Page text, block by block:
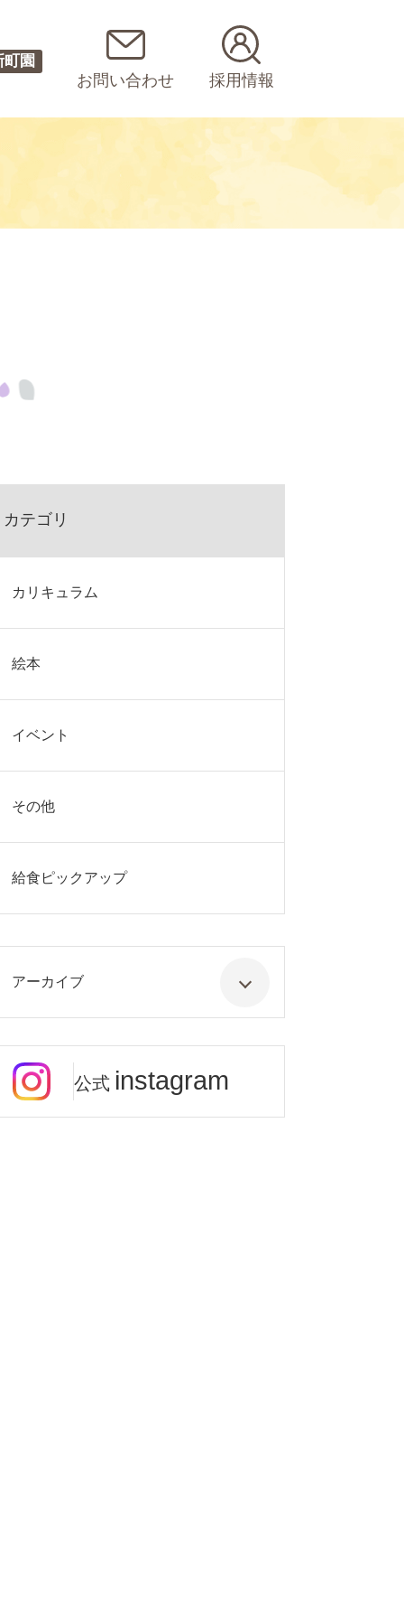
園
お問い合わせ 採用情報
カテゴリ
カリキュラム
絵本
イベント
その他
給食ピックアップ
アーカイブ
公式 instagram